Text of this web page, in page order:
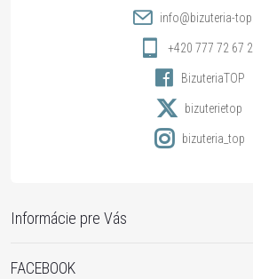
Informácie pre Vás
info@bizuteria-
+420 777 72 67
BizuteriaTOP
bizuterietop
bizuteria_top
FACEBOOK